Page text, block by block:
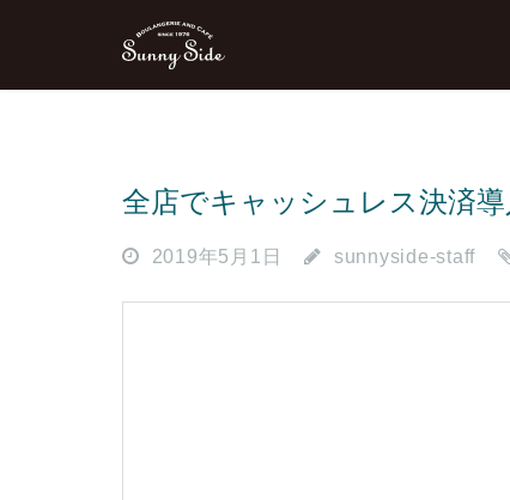
全店でキャッシュレス決済導
2019年5月1日 sunnyside-staff